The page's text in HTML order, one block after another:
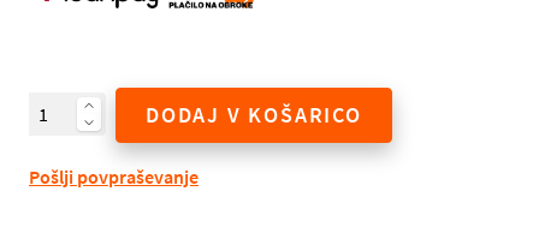
DODAJ V KOŠARICO
Pošlji povpraševanje